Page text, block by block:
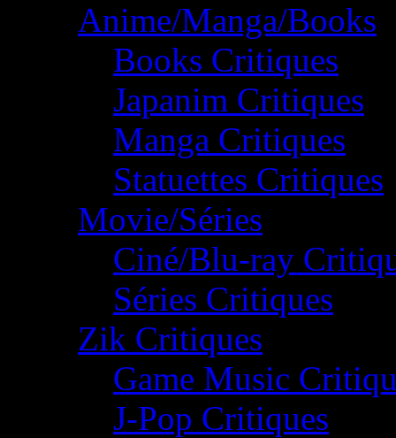
Anime/Manga/Books
Books Critiques
Japanim Critiques
Manga Critiques
Statuettes Critiques
Movie/Séries
Ciné/Blu-ray
Séries Critiques
Zik Critiques
Game Music
J-Pop Critiques